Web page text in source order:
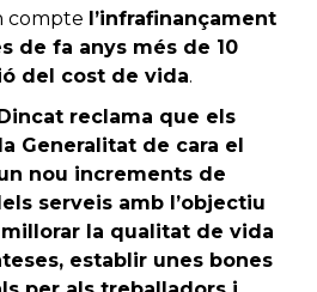
compte l’infrafinançament
de fa anys més de 10
del cost de vida.
reclama que els
Generalitat de cara el
nou increments de
serveis amb l’objectiu
la qualitat de vida
establir unes bones